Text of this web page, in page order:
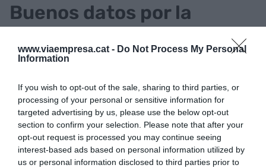
www.viaempresa.cat - Do Not Process My Personal
Information
If you wish to opt-out of the sale, sharing to third parties, or
processing of your personal or sensitive information for
targeted advertising by us, please use the below opt-out
section to confirm your selection. Please note that after your
opt-out request is processed you may continue seeing
interest-based ads based on personal information utilized by
us or personal information disclosed to third parties prior to
Buenos datos por la
Según han avanzado y en consonancia con la
Spa 5*GL prevé una ocupación superior al 70%
en alojamiento para este año 2022, destacando
el mes de octubre que llegará a niveles superiores
debido a los diferentes eventos que prevé acoger
la ciudad. Se estima que el 80% sea turismo